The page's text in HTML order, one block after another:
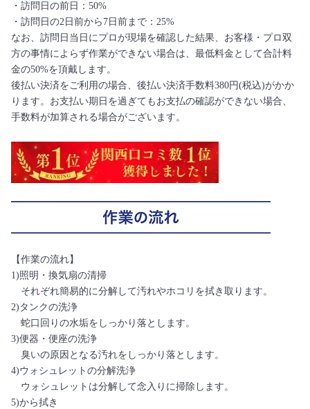
・訪問日の前日：50%
・訪問日の2日前から7日前まで：25%
なお、訪問日当日にプロが現場を確認した結果、お客様・プロ双
方の事情によらず作業ができない場合は、最低料金として合計料
金の50%を頂戴します。
後払い決済をご利用の場合、後払い決済手数料380円(税込)がかか
ります。お支払い期日を過ぎてもお支払の確認ができない場合、
手数料が加算される場合がございます。
【作業の流れ】
1)照明・換気扇の清掃
それぞれ簡易的に分解して汚れやホコリを拭き取ります。
2)タンクの洗浄
蛇口回りの水垢をしっかり落とします。
3)便器・便座の洗浄
臭いの原因となる汚れをしっかり落とします。
4)ウォシュレットの分解洗浄
ウォシュレットは分解して念入りに掃除します。
5)から拭き